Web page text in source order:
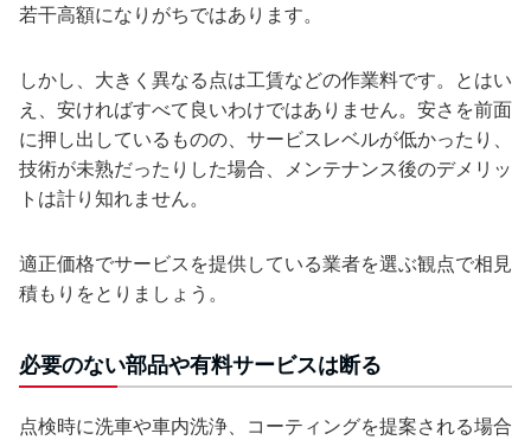
若干高額になりがちではあります。
しかし、大きく異なる点は工賃などの作業料です。とはい
え、安ければすべて良いわけではありません。安さを前面
に押し出しているものの、サービスレベルが低かったり、
技術が未熟だったりした場合、メンテナンス後のデメリッ
トは計り知れません。
適正価格でサービスを提供している業者を選ぶ観点で相見
積もりをとりましょう。
必要のない部品や有料サービスは断る
点検時に洗車や車内洗浄、コーティングを提案される場合